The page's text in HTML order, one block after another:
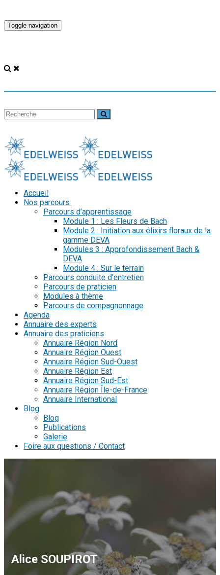
Toggle navigation
Accueil
Nos parcours
Parcours d’apprentissage
Module 1 : Les Fleurs de Bach
Module 2 : Initiation aux élixirs floraux de la
gamme DEVA
Modules 3 : Approfondissement Bach &
DEVA
Module 4 : Sur le terrain
Parcours conduite d’entretien
Parcours de praticien
Modules à thème
Parcours de compagnonnage
Agenda
Annuaire des experts
Annuaire des praticiens
Annuaire Région Nord
Annuaire Région Ouest
Annuaire Région Sud-Ouest
Annuaire Région Est
Annuaire Région Sud-Est
Annuaire Région Île-de-France
Annuaire International
Blog
Blog
Publications
Galerie
Foire aux questions / Contact
Alice SOUPIROT